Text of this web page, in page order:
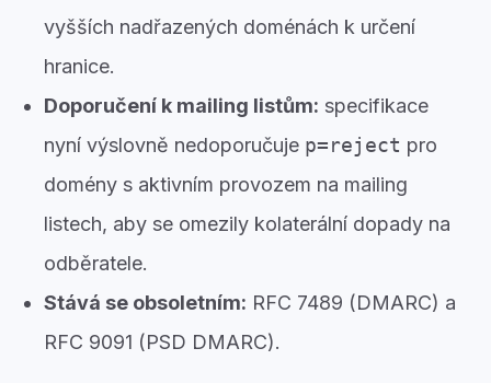
vyšších nadřazených doménách k určení
hranice.
Doporučení k mailing listům: specifikace
nyní výslovně nedoporučuje p=reject pro
domény s aktivním provozem na mailing
listech, aby se omezily kolaterální dopady na
odběratele.
Stává se obsoletním: RFC 7489 (DMARC) a
RFC 9091 (PSD DMARC).